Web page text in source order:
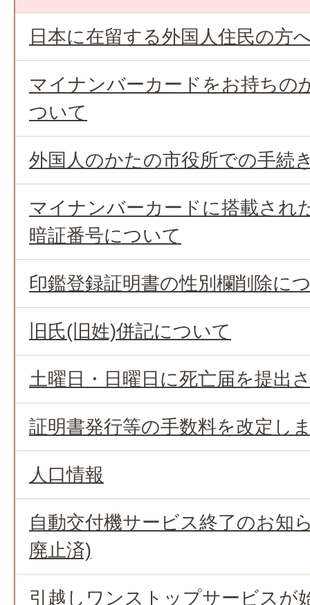
日本に在留する外国人住民の方
マイナンバーカードをお持ちの
ついて
外国人のかたの市役所での手続
マイナンバーカードに搭載され
暗証番号について
印鑑登録証明書の性別欄削除に
旧氏(旧姓)併記について
土曜日・日曜日に死亡届を提出
証明書発行等の手数料を改定し
人口情報
自動交付機サービス終了のお知
廃止済)
引越しワンストップサービスが